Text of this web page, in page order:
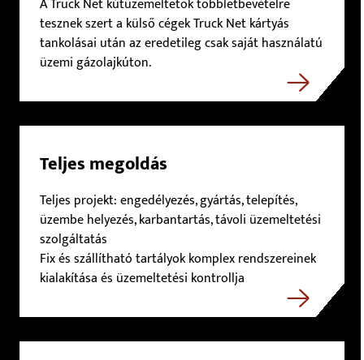
A Truck Net kútüzemeltetők többletbevételre
tesznek szert a külső cégek Truck Net kártyás
tankolásai után az eredetileg csak saját használatú
üzemi gázolajkúton.
Teljes megoldás
Teljes projekt: engedélyezés, gyártás, telepítés,
üzembe helyezés, karbantartás, távoli üzemeltetési
szolgáltatás
Fix és szállítható tartályok komplex rendszereinek
kialakítása és üzemeltetési kontrollja